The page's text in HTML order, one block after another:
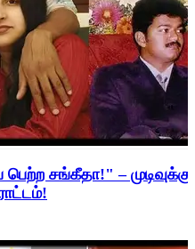
சங்கீதா!" –